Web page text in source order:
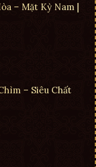
– Mặt Kỳ Nam |
– Siêu Chất